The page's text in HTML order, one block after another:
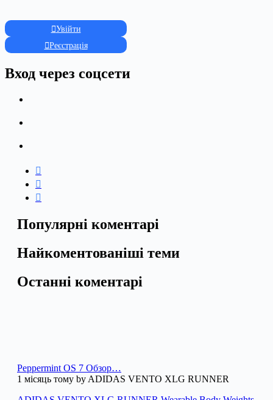
Увійти
Реєстрація
Вход через соцсети
Популярні коментарі
Найкоментованіші теми
Останні коментарі
Peppermint OS 7 Обзор…
1 місяць тому by ADIDAS VENTO XLG RUNNER